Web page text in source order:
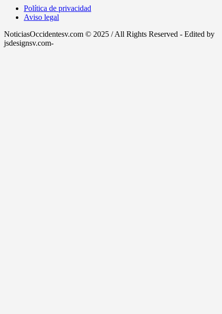
Política de privacidad
Aviso legal
NoticiasOccidentesv.com © 2025 / All Rights Reserved - Edited by
jsdesignsv.com-